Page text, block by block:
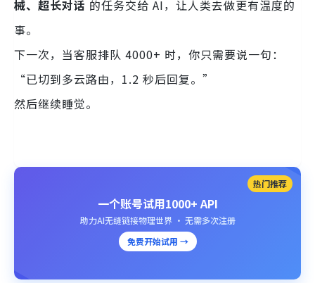
械、超长对话 的任务交给 AI，让人类去做更有温度的
事。
下一次，当客服排队 4000+ 时，你只需要说一句：
“已切到多云路由，1.2 秒后回复。”
然后继续睡觉。
热门推荐
一个账号试用1000+ API
助力AI无缝链接物理世界 · 无需多次注册
免费开始试用 →